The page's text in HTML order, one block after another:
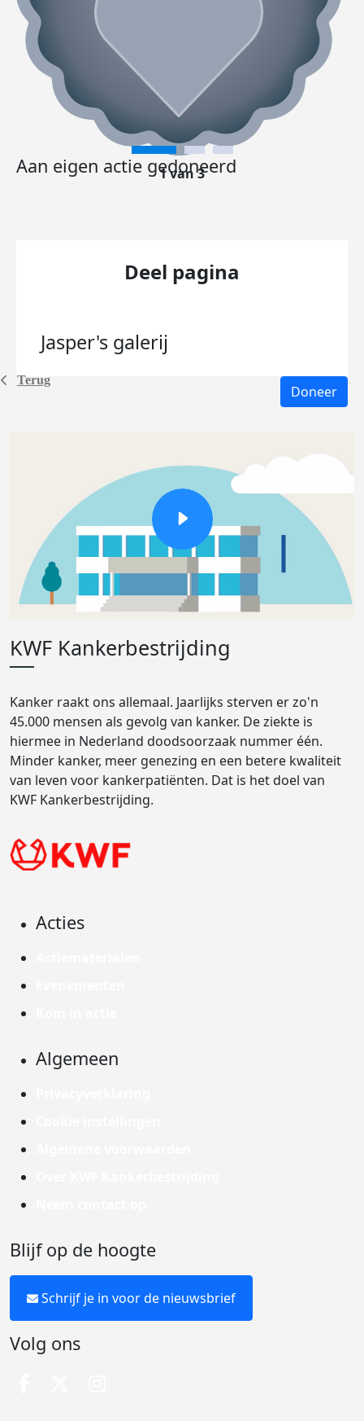
Terug
Aan eigen actie gedoneerd
1 van 3
Deel pagina
Jasper's galerij
Doneer
KWF Kankerbestrijding
Kanker raakt ons allemaal. Jaarlijks sterven er zo'n
45.000 mensen als gevolg van kanker. De ziekte is
hiermee in Nederland doodsoorzaak nummer één.
Minder kanker, meer genezing en een betere kwaliteit
van leven voor kankerpatiënten. Dat is het doel van
KWF Kankerbestrijding.
Acties
Algemeen
Blijf op de hoogte
Schrijf je in voor de nieuwsbrief
Volg ons